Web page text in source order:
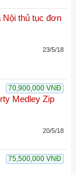
Nội thủ tục đơn
23/5/18
70,900,000 VNĐ
Medley Zip
20/5/18
75,500,000 VNĐ